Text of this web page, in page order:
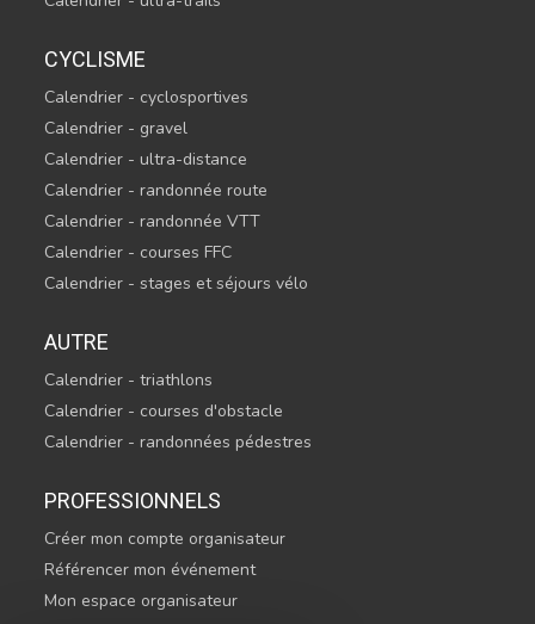
CYCLISME
Calendrier - cyclosportives
Calendrier - gravel
Calendrier - ultra-distance
Calendrier - randonnée route
Calendrier - randonnée VTT
Calendrier - courses FFC
Calendrier - stages et séjours vélo
AUTRE
Calendrier - triathlons
Calendrier - courses d'obstacle
Calendrier - randonnées pédestres
PROFESSIONNELS
Créer mon compte organisateur
Référencer mon événement
Mon espace organisateur